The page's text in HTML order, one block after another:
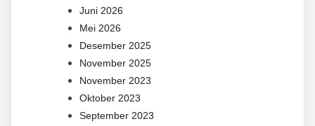
Juni 2026
Mei 2026
Desember 2025
November 2025
November 2023
Oktober 2023
September 2023